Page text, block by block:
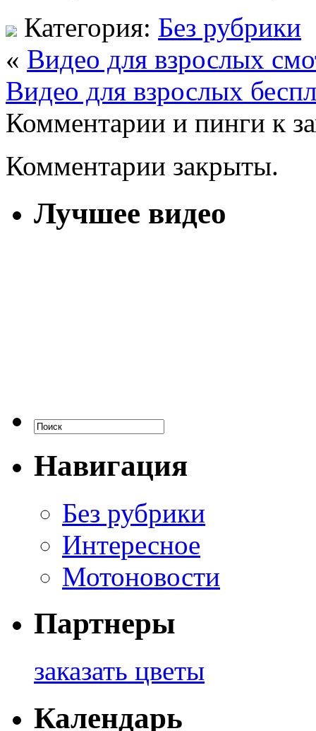
Категория: Без рубрики
« Видео для взрослых
Видео для взрослых
Комментарии и пинги к
Комментарии закрыты.
Лучшее видео
Навигация
Без рубрики
Интересное
Мотоновости
Партнеры
заказать цветы
Календарь